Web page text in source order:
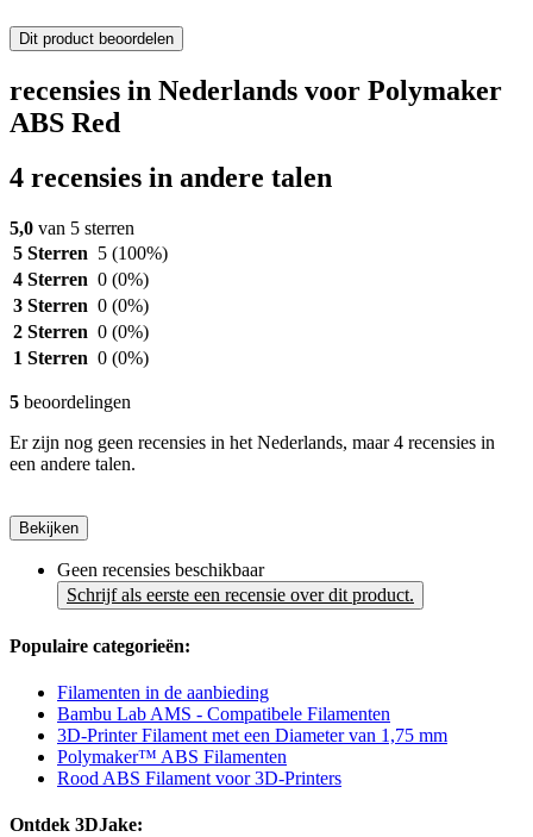
Dit product beoordelen
recensies in Nederlands voor Polymaker
ABS Red
4 recensies in andere talen
5,0 van 5 sterren
5 Sterren 5 (100%)
4 Sterren 0 (0%)
3 Sterren 0 (0%)
2 Sterren 0 (0%)
1 Sterren 0 (0%)
5 beoordelingen
Er zijn nog geen recensies in het Nederlands, maar 4 recensies in
een andere talen.
Bekijken
Geen recensies beschikbaar
Schrijf als eerste een recensie over dit product.
Populaire categorieën:
Filamenten in de aanbieding
Bambu Lab AMS - Compatibele Filamenten
3D-Printer Filament met een Diameter van 1,75 mm
Polymaker™ ABS Filamenten
Rood ABS Filament voor 3D-Printers
Ontdek 3DJake: